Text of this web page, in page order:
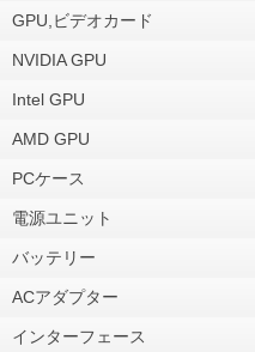
GPU,ビデオカード
NVIDIA GPU
Intel GPU
AMD GPU
PCケース
電源ユニット
バッテリー
ACアダプター
インターフェース